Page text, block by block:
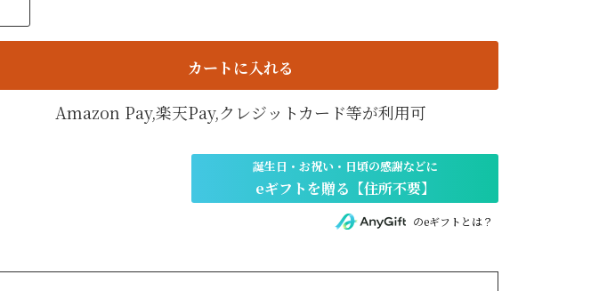
カートに入れる
Amazon Pay,楽天Pay,クレジットカード等が利用可
のeギフトとは？